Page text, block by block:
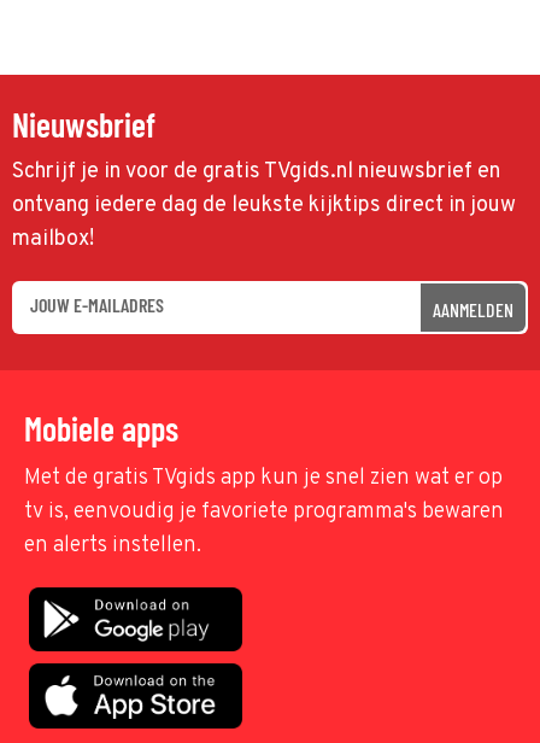
Nieuwsbrief
Schrijf je in voor de gratis TVgids.nl nieuwsbrief en
ontvang iedere dag de leukste kijktips direct in jouw
mailbox!
AANMELDEN
Mobiele apps
Met de gratis TVgids app kun je snel zien wat er op
tv is, eenvoudig je favoriete programma's bewaren
en alerts instellen.